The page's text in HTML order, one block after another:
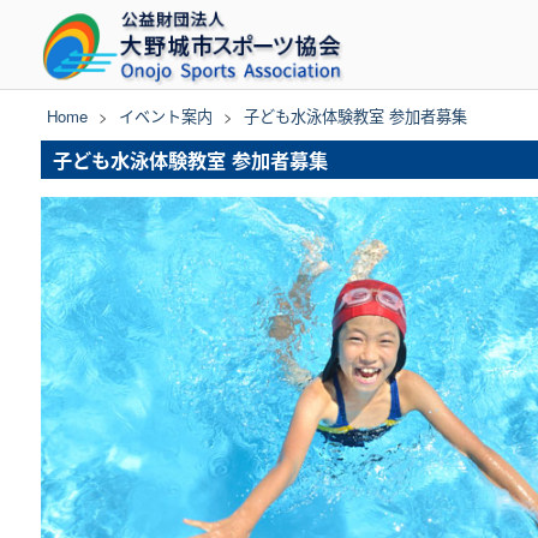
content
Home > イベント案内 > 子ども水泳体験教室 参加者募集
子ども水泳体験教室 参加者募集